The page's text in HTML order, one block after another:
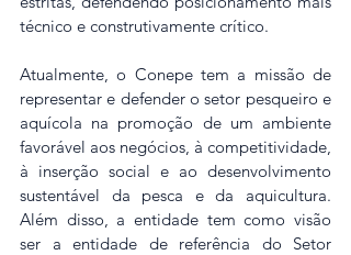
técnico e construtivamente crítico.
Atualmente, o Conepe tem a missão de
representar e defender o setor pesqueiro e
aquícola na promoção de um ambiente
favorável aos negócios, à competitividade,
à inserção social e ao desenvolvimento
sustentável da pesca e da aquicultura.
Além disso, a entidade tem como visão
ser a entidade de referência do Setor